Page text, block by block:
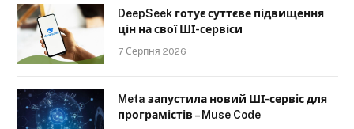
DeepSeek готує суттєве підвищення
цін на свої ШІ-сервіси
7 Серпня 2026
Meta запустила новий ШІ-сервіс для
програмістів – Muse Code